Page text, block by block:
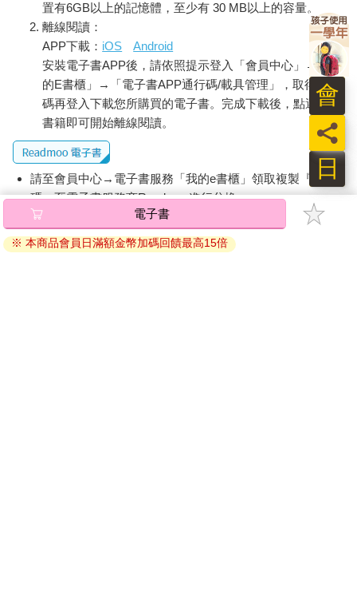
置有6GB以上的記憶體，至少有 30 MB以上的容量。
離線閱讀：
APP下載： iOS
Android
安裝電子書APP後，請依照提示登入「會員中心」→「我
的E書櫃」→「電子書APP通行碼/載具管理」，取得通行
碼再登入下載您所購買的電子書。完成下載後，點選任一
書籍即可開始離線閱讀。
請至會員中心→電子書服務「我的e書櫃」領取複製『兌換
碼』至電子書服務商Readmoo進行兌換。
退換貨須知：
因版權保護，您在金石堂所購買的電子書僅能以金石堂專屬
日
員
會